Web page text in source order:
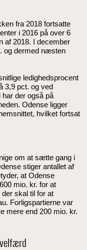
fra 2018 fortsatte
i 2016 på over 6
af 2018. I december
og dermed næsten
ledighedsprocent
3,9 pct. og ved
har der også på
Odense ligger
hvilket fortsat
om at sætte gang i
stiger antallet af
at Odense
mio. kr. for at
skal til for at
Forligspartierne var
mere end 200 mio. kr.